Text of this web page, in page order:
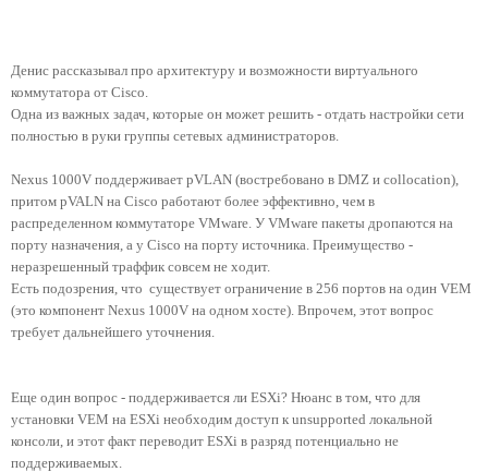
Денис рассказывал про архитектуру и возможности виртуального
коммутатора от Cisco.
Одна из важных задач, которые он может решить - отдать настройки сети
полностью в руки группы сетевых администраторов.
Nexus 1000V поддерживает pVLAN (востребовано в DMZ и collocation),
притом pVALN на Cisco работают более эффективно, чем в
распределенном коммутаторе VMware. У VMware пакеты дропаются на
порту назначения, а у Cisco на порту источника. Преимущество -
неразрешенный траффик совсем не ходит.
Есть подозрения, что существует ограничение в 256 портов на один VEM
(это компонент Nexus 1000V на одном хосте). Впрочем, этот вопрос
требует дальнейшего уточнения.
Еще один вопрос - поддерживается ли ESXi? Нюанс в том, что для
установки VEM на ESXi необходим доступ к unsupported локальной
консоли, и этот факт переводит ESXi в разряд потенциально не
поддерживаемых.